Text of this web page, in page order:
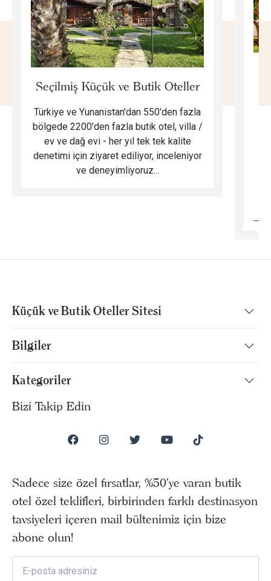
Seçilmiş Küçük ve Butik Oteller
Türkiye ve Yunanistan'dan 550'den fazla
bölgede 2200'den fazla butik otel, villa /
ev ve dağ evi - her yıl tek tek kalite
denetimi için ziyaret ediliyor, inceleniyor
ve deneyimliyoruz...
Küçük ve Butik Oteller Sitesi
Bilgiler
Kategoriler
Bizi Takip Edin
Sadece size özel fırsatlar, %50’ye varan butik
otel özel teklifleri, birbirinden farklı destinasyon
tavsiyeleri içeren mail bültenimiz için bize
abone olun!